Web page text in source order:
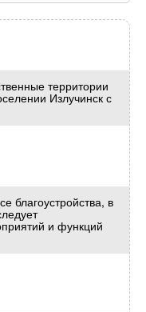
территории
Излучинск с
благоустройства, в
и функций